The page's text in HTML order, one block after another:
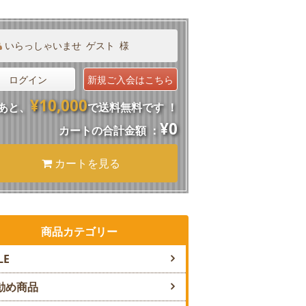
いらっしゃいませ ゲスト 様
ログイン 新規ご入会はこちら
と、 ¥10,000で送料無料です ！
カートの合計金額 ： ¥0
カートを見る
商品カテゴリー
め商品